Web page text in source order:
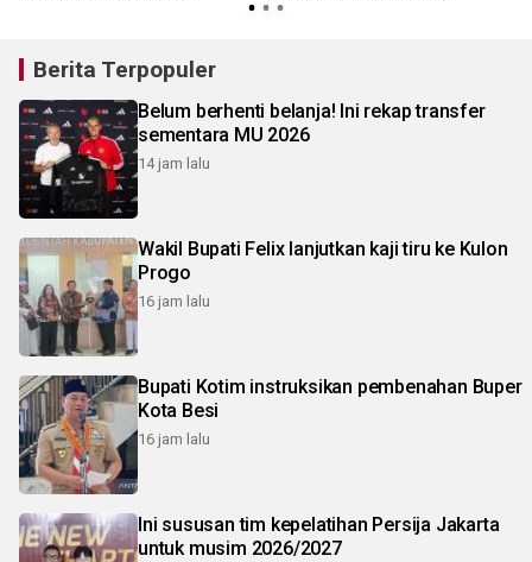
Berita Terpopuler
Belum berhenti belanja! Ini rekap transfer
sementara MU 2026
14 jam lalu
Wakil Bupati Felix lanjutkan kaji tiru ke Kulon
Progo
16 jam lalu
Bupati Kotim instruksikan pembenahan Buper
Kota Besi
16 jam lalu
Ini sususan tim kepelatihan Persija Jakarta
untuk musim 2026/2027